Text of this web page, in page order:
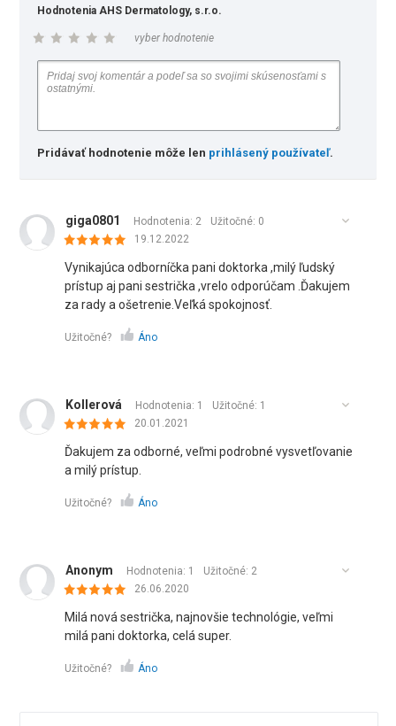
Hodnotenia AHS Dermatology, s.r.o.
vyber hodnotenie
Pridávať hodnotenie môže len prihlásený používateľ.
giga0801 Hodnotenia: 2 Užitočné: 0
19.12.2022
Vynikajúca odborníčka pani doktorka ,milý ľudský
prístup aj pani sestrička ,vrelo odporúčam .Ďakujem
za rady a ošetrenie.Veľká spokojnosť.
Užitočné? Áno
Kollerová Hodnotenia: 1 Užitočné: 1
20.01.2021
Ďakujem za odborné, veľmi podrobné vysvetľovanie
a milý prístup.
Užitočné? Áno
Anonym Hodnotenia: 1 Užitočné: 2
26.06.2020
Milá nová sestrička, najnovšie technológie, veľmi
milá pani doktorka, celá super.
Užitočné? Áno